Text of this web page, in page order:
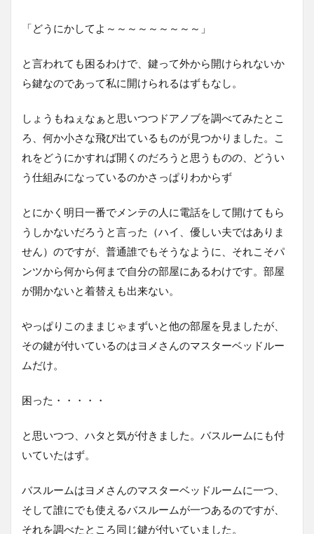
「どうにかしてよ～～～～～～～～～」
と言われても困るわけで、鍵って外から開けられないか
ら鍵なのであって私に開けられるはずもなし。
しょうもねぇなぁと思いつつドアノブを調べてみたとこ
ろ、何か小さな飛び出ているものが見つかりました。こ
れをどうにかすれば開くのだろうと思うものの、どうい
う仕組みになっているのかさっぱりわからず
とにかく明日一番でメンテの人に電話をして開けてもら
うしかないだろうと言った（ハイ、優しい夫ではありま
せん）のですが、普通誰でもそうなように、それこそパ
ンツから何から何まで自分の部屋にあるわけです。部屋
が開かないと着替えも出来ない。
やっぱりこのままじゃまずいと他の部屋を見ましたが、
その鍵が付いているのはヨメさんのマスターベッドルー
ムだけ。
困った・・・・・
と思いつつ、ハタと気が付きました。バスルームにも付
いていたはず。
バスルームはヨメさんのマスターベッドルームに一つ、
そして誰にでも使えるバスルームが一つあるのですが、
それを調べたところ同じ鍵が付いていました。